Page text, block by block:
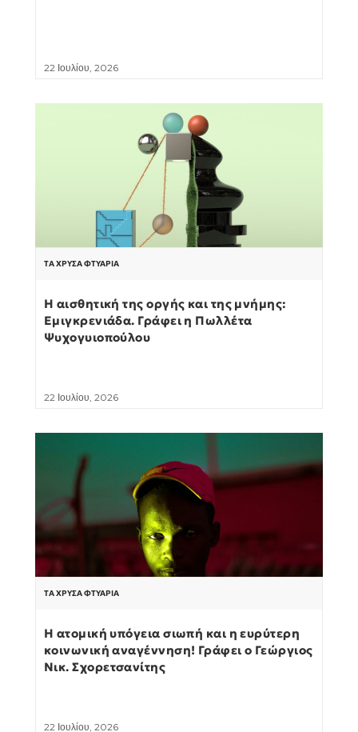
22 Ιουλίου, 2026
ΤΑ ΧΡΥΣΆ ΦΤΥΆΡΙΑ
Η αισθητική της οργής και της μνήμης:
Εμιγκρενιάδα. Γράφει η Πωλλέτα
Ψυχογυιοπούλου
22 Ιουλίου, 2026
ΤΑ ΧΡΥΣΆ ΦΤΥΆΡΙΑ
Η ατομική υπόγεια σιωπή και η ευρύτερη
κοινωνική αναγέννηση! Γράφει ο Γεώργιος
Νικ. Σχορετσανίτης
22 Ιουλίου, 2026